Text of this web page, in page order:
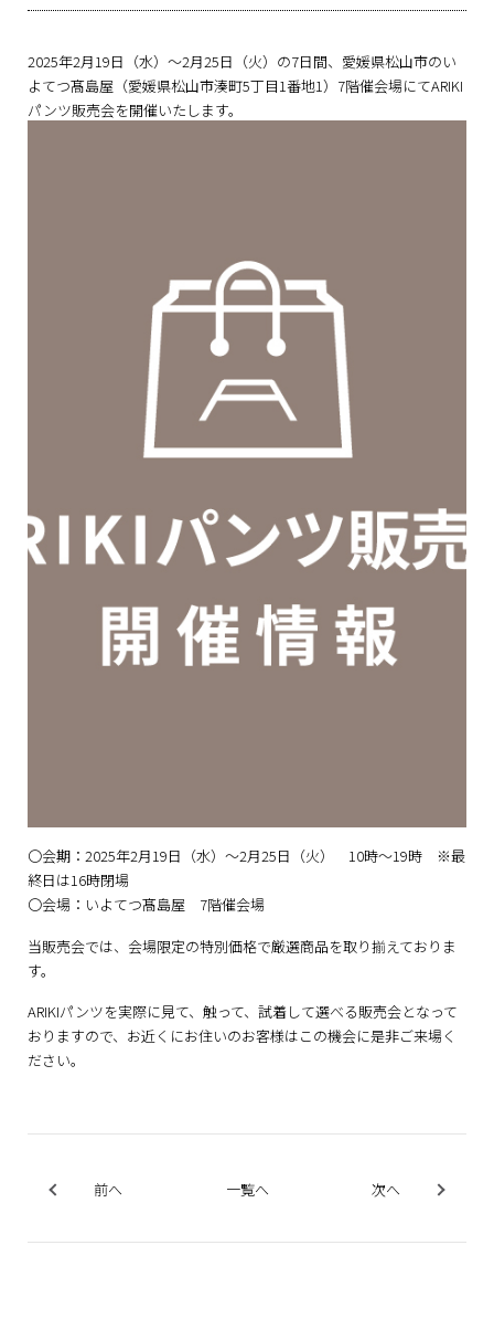
2025年2月19日（水）～2月25日（火）の7日間、愛媛県松山市のい
よてつ髙島屋（愛媛県松山市湊町5丁目1番地1）7階催会場にてARIKI
パンツ販売会を開催いたします。
〇会期：2025年2月19日（水）～2月25日（火） 10時～19時 ※最
終日は16時閉場
〇会場：いよてつ髙島屋 7階催会場
当販売会では、会場限定の特別価格で厳選商品を取り揃えておりま
す。
ARIKIパンツを実際に見て、触って、試着して選べる販売会となって
おりますので、お近くにお住いのお客様はこの機会に是非ご来場く
ださい。
前へ 一覧へ 次へ